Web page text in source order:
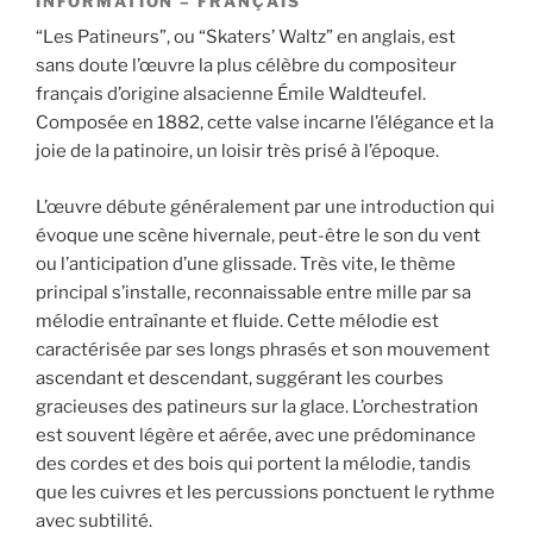
“Les Patineurs”, ou “Skaters’ Waltz” en anglais, est
sans doute l’œuvre la plus célèbre du compositeur
français d’origine alsacienne Émile Waldteufel.
Composée en 1882, cette valse incarne l’élégance et la
joie de la patinoire, un loisir très prisé à l’époque.
L’œuvre débute généralement par une introduction qui
évoque une scène hivernale, peut-être le son du vent
ou l’anticipation d’une glissade. Très vite, le thème
principal s’installe, reconnaissable entre mille par sa
mélodie entraînante et fluide. Cette mélodie est
caractérisée par ses longs phrasés et son mouvement
ascendant et descendant, suggérant les courbes
gracieuses des patineurs sur la glace. L’orchestration
est souvent légère et aérée, avec une prédominance
des cordes et des bois qui portent la mélodie, tandis
que les cuivres et les percussions ponctuent le rythme
avec subtilité.